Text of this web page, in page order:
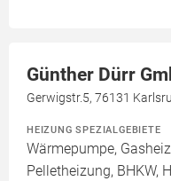
Günther Dürr
Gerwigstr.5, 76131
HEIZUNG SPEZIALGEBIETE
Wärmepumpe,
Pelletheizung, BHKW,